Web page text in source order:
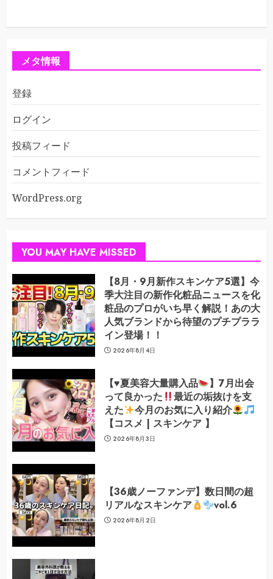
メタ情報
登録
ログイン
投稿フィード
コメントフィード
WordPress.org
YOU MAY HAVE MISSED
【8月・9月新作スキンケア5選】今
季大注目の新作化粧品ニュースを化
粧品のプロがいち早く解説！あの大
人気ブランドから待望のプチプララ
イン登場！！
2026年8月4日
【♥️夏美容大量購入品
】7月出会
って良かった
最近の垢抜けを支
えた
今月のお気に入り紹介
【コスメ | スキンケア 】
2026年8月3日
【36歳ノーファンデ】数日間の超
リアルなスキンケア
vol.6
2026年8月2日